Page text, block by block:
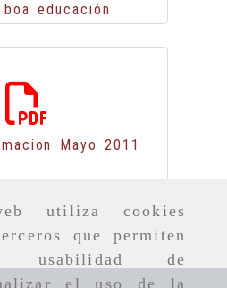
utiliza cookies
que permiten
usabilidad de
el uso de la
educación
Mayo 2011